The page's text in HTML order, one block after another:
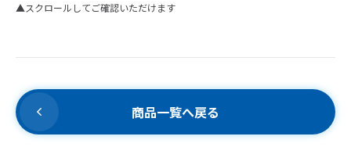
▲スクロールしてご確認いただけます
商品一覧へ戻る